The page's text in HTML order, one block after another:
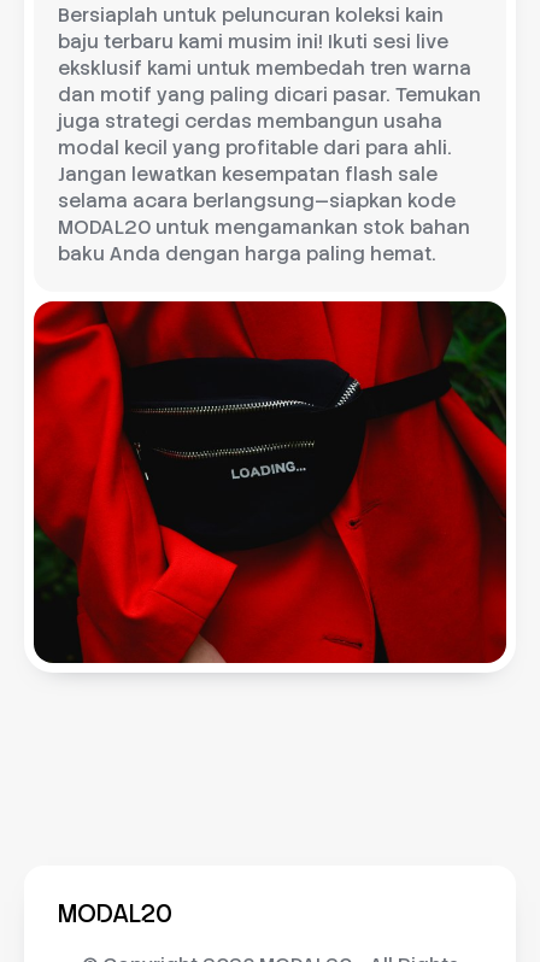
Bersiaplah untuk peluncuran koleksi kain
baju terbaru kami musim ini! Ikuti sesi live
eksklusif kami untuk membedah tren warna
dan motif yang paling dicari pasar. Temukan
juga strategi cerdas membangun usaha
modal kecil yang profitable dari para ahli.
Jangan lewatkan kesempatan flash sale
selama acara berlangsung—siapkan kode
MODAL20 untuk mengamankan stok bahan
baku Anda dengan harga paling hemat.
MODAL20